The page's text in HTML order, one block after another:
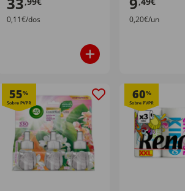
0,11€/dos 0,20€/un
55% 60%